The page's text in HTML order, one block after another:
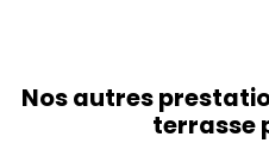
Nos autres
terrasse